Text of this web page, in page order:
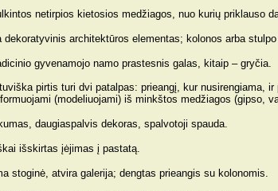
netirpios kietosios medžiagos, nuo kurių priklauso
dekoratyvinis architektūros elementas; kolonos arba
gyvenamojo namo prastesnis galas, kitaip – gryčia.
pirtis turi dvi patalpas: prieangį, kur nusirengiama,
(modeliuojami) iš minkštos medžiagos (gipso,
daugiaspalvis dekoras, spalvotoji spauda.
išskirtas įėjimas į pastatą.
stoginė, atvira galerija; dengtas prieangis su kolonomis.